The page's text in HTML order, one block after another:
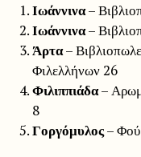
Ιωάννινα–
Ιωάννινα–
Άρτα–
Φιλελλήνων 26
Φιλιππιάδα–
8
Γοργόμυλος–